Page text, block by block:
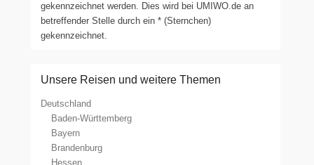
gekennzeichnet werden. Dies wird bei UMIWO.de an
betreffender Stelle durch ein * (Sternchen)
gekennzeichnet.
Unsere Reisen und weitere Themen
Deutschland
Baden-Württemberg
Bayern
Brandenburg
Hessen